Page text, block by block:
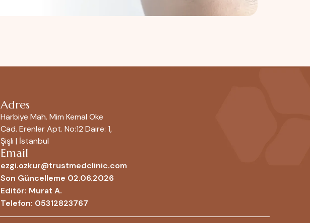
Adres
Harbiye Mah. Mim Kemal Oke
Cad. Erenler Apt. No:12 Daire: 1,
Şişli | İstanbul
Email
ezgi.ozkur@trustmedclinic.com
Son Güncelleme 02.06.2026
Editör: Murat A.
Telefon: 05312823767